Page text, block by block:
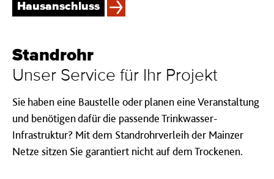
Hausanschluss
Standrohr
Un­ser Ser­vice für Ihr Pro­jekt
Sie haben eine Baustelle oder planen eine Veranstaltung
und benötigen dafür die passende Trinkwasser-
Infrastruktur? Mit dem Standrohrverleih der Mainzer
Netze sitzen Sie garantiert nicht auf dem Trockenen.